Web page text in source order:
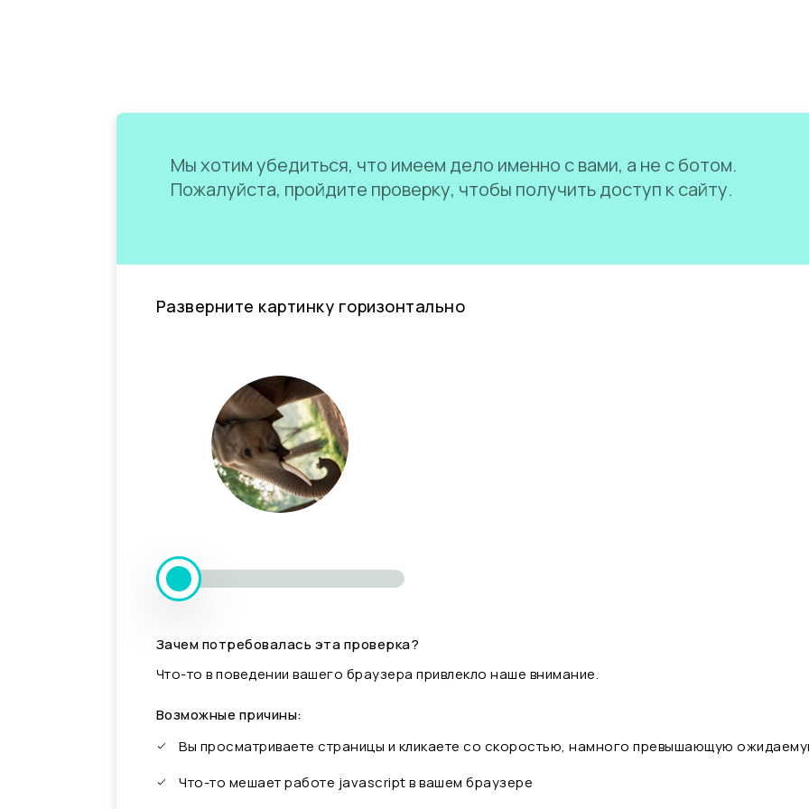
Мы хотим убедиться, что имеем дело именно с вами, а не с ботом.
Пожалуйста, пройдите проверку, чтобы получить доступ к сайту.
Разверните картинку горизонтально
Зачем потребовалась эта проверка?
Что-то в поведении вашего браузера привлекло наше внимание.
Возможные причины:
Вы просматриваете страницы и кликаете со скоростью, намного превышающую
Что-то мешает работе javascript в вашем браузере